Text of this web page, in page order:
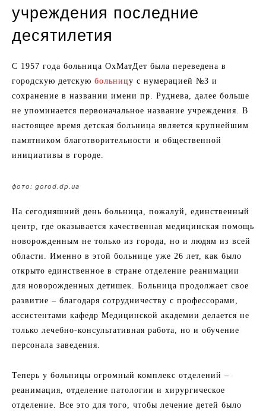
учреждения последние
десятилетия
С 1957 года больница ОхМатДет была переведена в
городскую детскую больницу с нумерацией №3 и
сохранение в названии имени пр. Руднева, далее больше
не упоминается первоначальное название учреждения. В
настоящее время детская больница является крупнейшим
памятником благотворительности и общественной
инициативы в городе.
фото: gorod.dp.ua
На сегодняшний день больница, пожалуй, единственный
центр, где оказывается качественная медицинская помощь
новорожденным не только из города, но и людям из всей
области. Именно в этой больнице уже 26 лет, как было
открыто единственное в стране отделение реанимации
для новорожденных детишек. Больница продолжает свое
развитие – благодаря сотрудничеству с профессорами,
ассистентами кафедр Медицинской академии делается не
только лечебно-консультативная работа, но и обучение
персонала заведения.
Теперь у больницы огромный комплекс отделений –
реанимация, отделение патологии и хирургическое
отделение. Все это для того, чтобы лечение детей было